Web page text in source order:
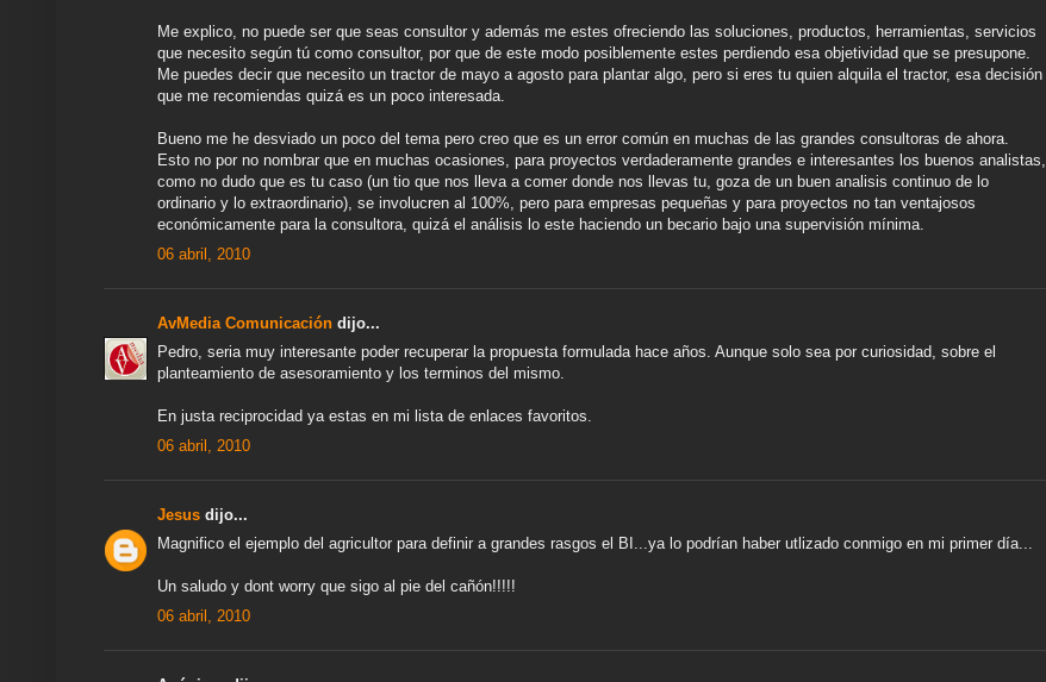
Me explico, no puede ser que seas consultor y además me estes ofreciendo las soluciones, productos, herramientas, servicios
que necesito según tú como consultor, por que de este modo posiblemente estes perdiendo esa objetividad que se presupone.
Me puedes decir que necesito un tractor de mayo a agosto para plantar algo, pero si eres tu quien alquila el tractor, esa decisión
que me recomiendas quizá es un poco interesada.
Bueno me he desviado un poco del tema pero creo que es un error común en muchas de las grandes consultoras de ahora.
Esto no por no nombrar que en muchas ocasiones, para proyectos verdaderamente grandes e interesantes los buenos analistas,
como no dudo que es tu caso (un tio que nos lleva a comer donde nos llevas tu, goza de un buen analisis continuo de lo
ordinario y lo extraordinario), se involucren al 100%, pero para empresas pequeñas y para proyectos no tan ventajosos
económicamente para la consultora, quizá el análisis lo este haciendo un becario bajo una supervisión mínima.
06 abril, 2010
AvMedia Comunicación dijo...
Pedro, seria muy interesante poder recuperar la propuesta formulada hace años. Aunque solo sea por curiosidad, sobre el
planteamiento de asesoramiento y los terminos del mismo.
En justa reciprocidad ya estas en mi lista de enlaces favoritos.
06 abril, 2010
Jesus dijo...
Magnifico el ejemplo del agricultor para definir a grandes rasgos el BI...ya lo podrían haber utlizado conmigo en mi primer día...
Un saludo y dont worry que sigo al pie del cañón!!!!!
06 abril, 2010